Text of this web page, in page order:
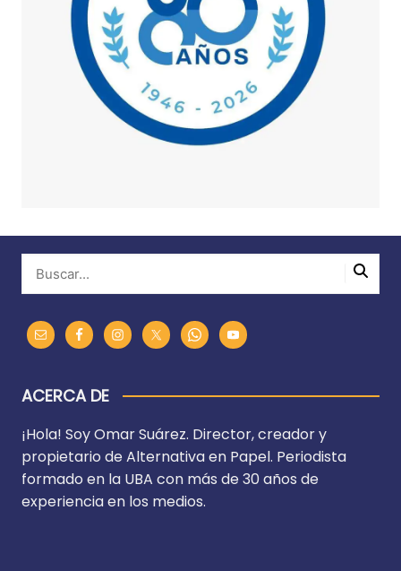
ACERCA DE
¡Hola! Soy Omar Suárez. Director, creador y
propietario de Alternativa en Papel. Periodista
formado en la UBA con más de 30 años de
experiencia en los medios.